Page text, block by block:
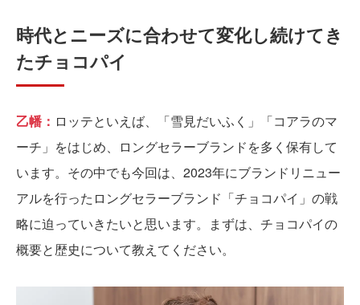
時代とニーズに合わせて変化し続けてき
たチョコパイ
乙幡： ロッテといえば、「雪見だいふく」「コアラのマ
ーチ」をはじめ、ロングセラーブランドを多く保有して
います。その中でも今回は、2023年にブランドリニュー
アルを行ったロングセラーブランド「チョコパイ」の戦
略に迫っていきたいと思います。まずは、チョコパイの
概要と歴史について教えてください。